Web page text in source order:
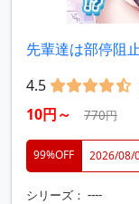
先輩達は部停阻
4.5
10円～
770円
99%OFF 2026/08/
シリーズ： ----